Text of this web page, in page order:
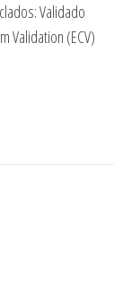
Validado
Validation (ECV)